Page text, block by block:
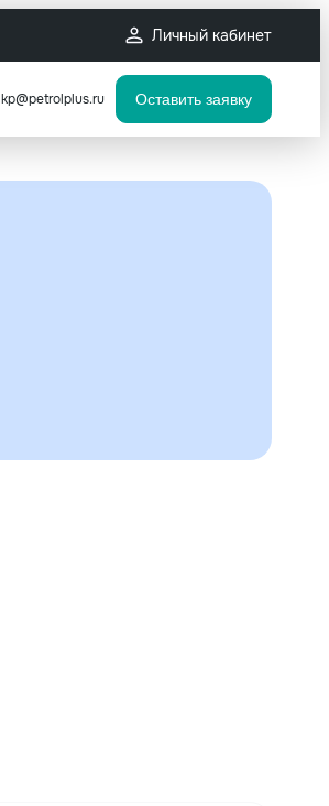
Личный кабинет
kp@petrolplus.ru Оставить заявку